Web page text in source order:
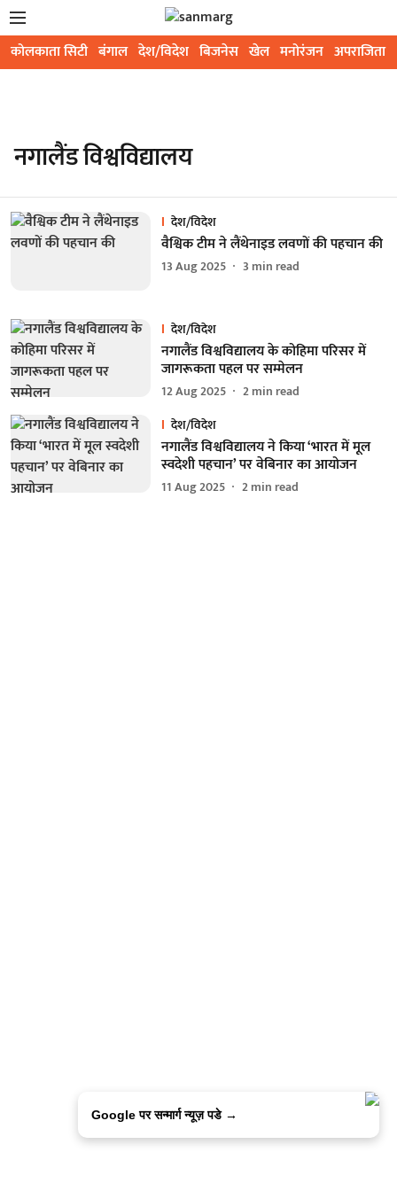
कोलकाता सिटी बंगाल देश/विदेश बिजनेस खेल मनोरंजन अपराजिता
नगालैंड विश्वविद्यालय
देश/विदेश
वैश्विक टीम ने लैंथेनाइड लवणों की पहचान की
13 Aug 2025 3 min read
देश/विदेश
नगालैंड विश्वविद्यालय के कोहिमा परिसर में
जागरूकता पहल पर सम्मेलन
12 Aug 2025 2min read
देश/विदेश
नगालैंड विश्वविद्यालय ने किया ‘भारत में मूल
स्वदेशी पहचान’ पर वेबिनार का आयोजन
11 Aug 2025 2min read
Google पर सन्मार्ग न्यूज़ पडे →